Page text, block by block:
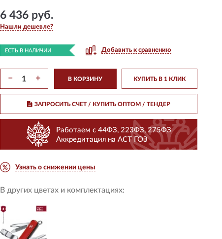
6 436 руб.
Нашли дешевле?
ЕСТЬ В НАЛИЧИИ Добавить к сравнению
− + В КОРЗИНУ КУПИТЬ В 1 КЛИК
ЗАПРОСИТЬ СЧЕТ / КУПИТЬ ОПТОМ/ ТЕНДЕР
Работаем с 44ФЗ, 223ФЗ, 275ФЗ
Аккредитация на АСТ ГОЗ
Узнать о снижении цены
В других цветах и комплектациях: